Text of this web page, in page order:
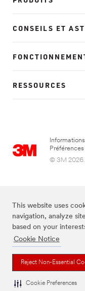
This website uses
navigation, analyze
based on your
Cookie Notice
Reject Non-Essential
Cookie Preferences
CONSEILS ET
RESSOURCES
© 3M 2026.